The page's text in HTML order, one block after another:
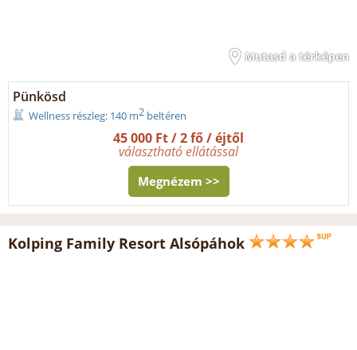
Mutasd a térképen
Pünkösd
Wellness részleg: 140 m2 beltéren
45 000 Ft / 2 fő / éjtől
választható ellátással
Megnézem >>
Kolping Family Resort Alsópáhok